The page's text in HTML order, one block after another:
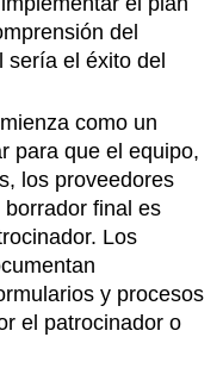
del
sería el éxito del
como un
para que el equipo,
los proveedores
final es
Los
y procesos
el patrocinador o